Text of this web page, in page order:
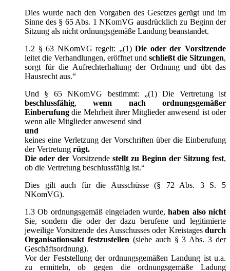
Dies wurde nach den Vorgaben des Gesetzes gerügt und im
Sinne des § 65 Abs. 1 NKomVG ausdrücklich zu Beginn der
Sitzung als nicht ordnungsgemäße Landung beanstandet.
1.2 § 63 NKomVG regelt: „(1)Die oder der Vorsitzende
leitet die Verhandlungen, eröffnet und schließt die Sitzungen,
sorgt für die Aufrechterhaltung der Ordnung und übt das
Hausrecht aus.“
Und § 65 NKomVG bestimmt: „(1) Die Vertretung ist
beschlussfähig,wenn nach ordnungsgemäßer
Einberufungdie Mehrheit ihrer Mitglieder anwesend ist oder
wenn alle Mitglieder anwesend sind
und
keines eine Verletzung der Vorschriften über die Einberufung
der Vertretung rügt.
Die oder der Vorsitzende stellt zu Beginn der Sitzung fest,
ob die Vertretung beschlussfähig ist.“
Dies gilt auch für die Ausschüsse (§ 72 Abs. 3 S. 5
NKomVG).
1.3 Ob ordnungsgemäß eingeladen wurde,haben also nicht
Sie, sondern die oder der dazu berufene und legitimierte
jeweilige Vorsitzende des Ausschusses oder Kreistages durch
Organisationsakt festzustellen (siehe auch § 3 Abs. 3 der
Geschäftsordnung).
Vor der Feststellung der ordnungsgemäßen Landung ist u.a.
zu ermitteln, ob gegen die ordnungsgemäße Ladung